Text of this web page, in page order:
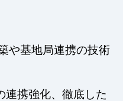
や基地局連携の技術
連携強化、徹底した